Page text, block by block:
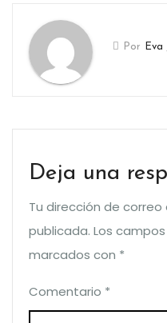
Por Eva
Deja una
Tu dirección de
publicada. Los
marcados con *
Comentario *